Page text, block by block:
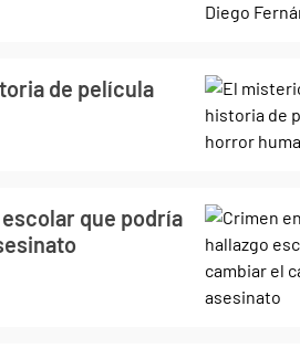
de película
que podría